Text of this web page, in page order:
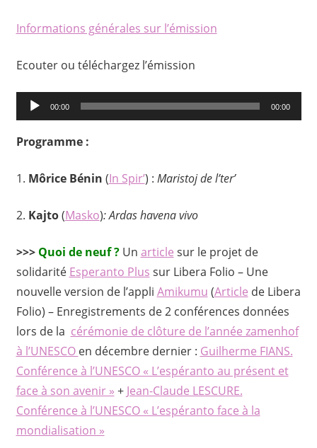
Informations générales sur l’émission
Ecouter ou téléchargez l’émission
Lector
àudio
00:00 00:00
Programme :
1. Môrice Bénin (In Spir’) : Maristoj de l’ter’
2. Kajto(Masko): Ardas havena vivo
>>> Quoi de neuf ? Un article sur le projet de
solidarité Esperanto Plus sur Libera Folio – Une
nouvelle version de l’appli Amikumu (Article de Libera
Folio) – Enregistrements de 2 conférences données
lors de la cérémonie de clôture de l’année zamenhof
à l’UNESCO en décembre dernier : Guilherme FIANS.
Conférence à l’UNESCO « L’espéranto au présent et
face à son avenir » + Jean-Claude LESCURE.
Conférence à l’UNESCO « L’espéranto face à la
mondialisation »